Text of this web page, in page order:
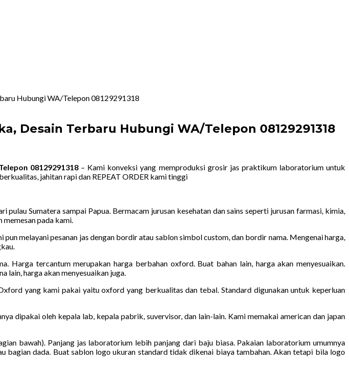
Hubungi WA/Telepon 08129291318
Desain Terbaru Hubungi WA/Telepon 08129291318
08129291318 – Kami konveksi yang memproduksi grosir jas praktikum laboratorium untuk
jahitan rapi dan REPEAT ORDER kami tinggi
Sumatera sampai Papua. Bermacam jurusan kesehatan dan sains seperti jurusan farmasi, kimia,
pada kami.
melayani pesanan jas dengan bordir atau sablon simbol custom, dan bordir nama. Mengenai harga,
tercantum merupakan harga berbahan oxford. Buat bahan lain, harga akan menyesuaikan.
lain, harga akan menyesuaikan juga.
yang kami pakai yaitu oxford yang berkualitas dan tebal. Standard digunakan untuk keperluan
dipakai oleh kepala lab, kepala pabrik, suvervisor, dan lain-lain. Kami memakai american dan japan
bawah). Panjang jas laboratorium lebih panjang dari baju biasa. Pakaian laboratorium umumnya
dada. Buat sablon logo ukuran standard tidak dikenai biaya tambahan. Akan tetapi bila logo